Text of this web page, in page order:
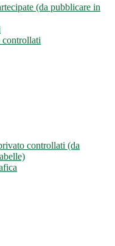
(da pubblicare in
controllati (da